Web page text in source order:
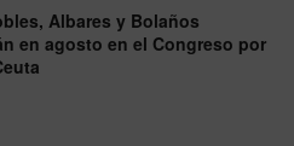
Albares y Bolaños
en agosto en el Congreso por